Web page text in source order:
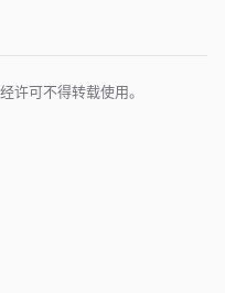
许可不得转载使用。